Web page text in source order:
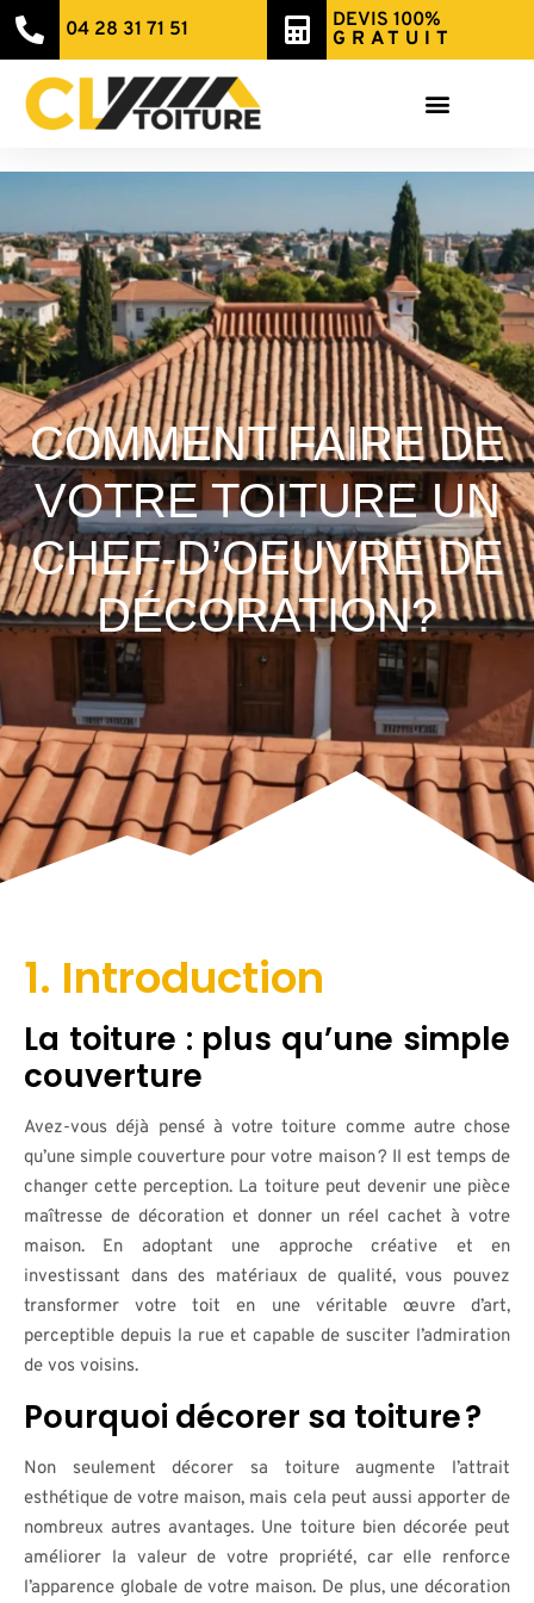
COMMENT FAIRE DE
VOTRE TOITURE UN
CHEF-D’OEUVRE DE
DÉCORATION?
1. Introduction
La toiture : plus qu’une simple
couverture
Avez-vous déjà pensé à votre toiture comme autre chose
qu’une simple couverture pour votre maison ? Il est temps de
changer cette perception. La toiture peut devenir une pièce
maîtresse de décoration et donner un réel cachet à votre
maison. En adoptant une approche créative et en
investissant dans des matériaux de qualité, vous pouvez
transformer votre toit en une véritable œuvre d’art,
perceptible depuis la rue et capable de susciter l’admiration
de vos voisins.
Pourquoi décorer sa toiture ?
Non seulement décorer sa toiture augmente l’attrait
esthétique de votre maison, mais cela peut aussi apporter de
nombreux autres avantages. Une toiture bien décorée peut
améliorer la valeur de votre propriété, car elle renforce
l’apparence globale de votre maison. De plus, une décoration
04 28 31 71 51
DEVIS 100%
GRATUIT